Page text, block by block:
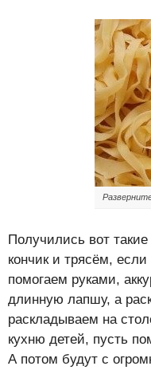
Получились вот
кончик и трясём, если
помогаем руками,
длинную лапшу, а
раскладываем на
кухню детей, пусть
А потом будут с